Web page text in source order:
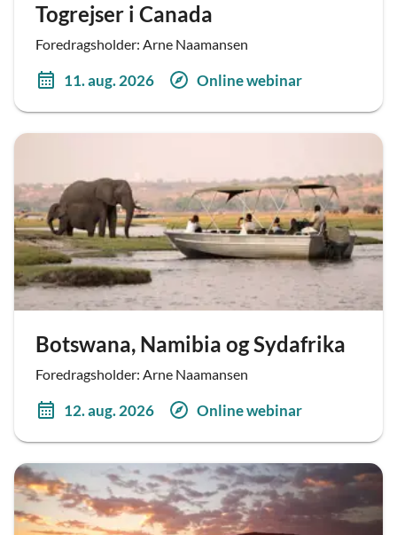
Togrejser i Canada
Foredragsholder: Arne Naamansen
11. aug. 2026 Online webinar
Botswana, Namibia og Sydafrika
Foredragsholder: Arne Naamansen
12. aug. 2026 Online webinar